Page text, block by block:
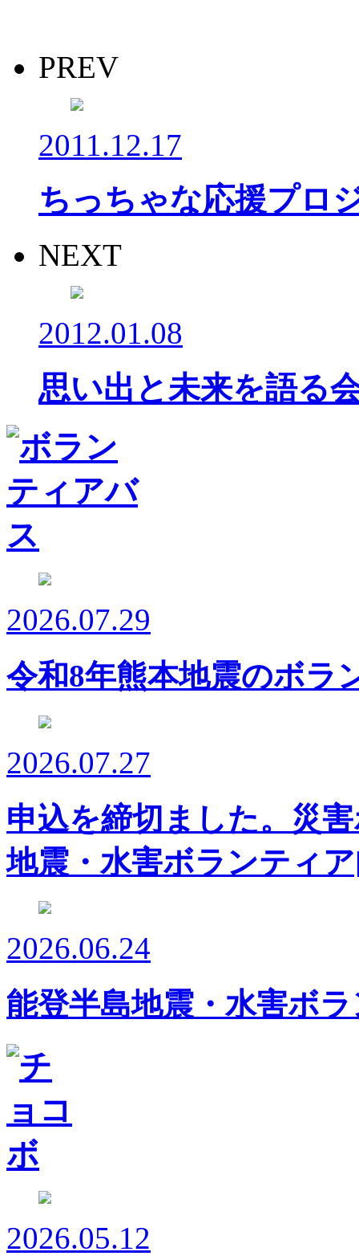
PREV
2011.12.17
ちっちゃな応援プロ
NEXT
2012.01.08
思い出と未来を語る
2026.07.29
令和8年熊本地震のボラ
2026.07.27
申込を締切ました。災
地震・水害ボランティ
2026.06.24
能登半島地震・水害ボ
2026.05.12